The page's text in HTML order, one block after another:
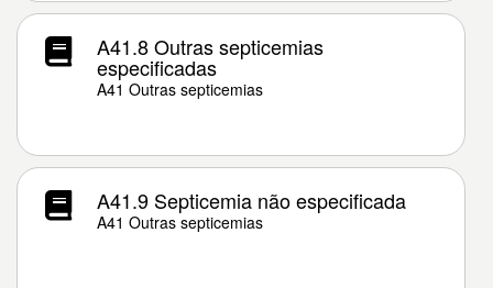
A41.8 Outras septicemias
especificadas
A41 Outras septicemias
A41.9 Septicemia não especificada
A41 Outras septicemias